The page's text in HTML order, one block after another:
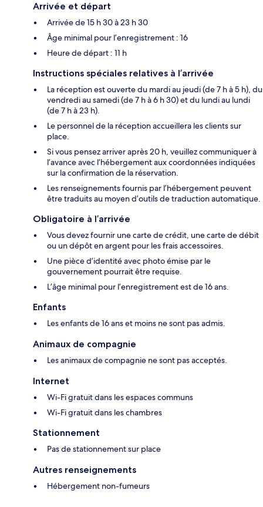
Arrivée et départ
Arrivée de 15 h 30 à 23 h 30
Âge minimal pour l’enregistrement : 16
Heure de départ : 11 h
Instructions spéciales relatives à l’arrivée
La réception est ouverte du mardi au jeudi (de 7 h à 5 h), du
vendredi au samedi (de 7 h à 6 h 30) et du lundi au lundi
(de 7 h à 23 h).
Le personnel de la réception accueillera les clients sur
place.
Si vous pensez arriver après 20 h, veuillez communiquer à
l’avance avec l’hébergement aux coordonnées indiquées
sur la confirmation de la réservation.
Les renseignements fournis par l’hébergement peuvent
être traduits au moyen d’outils de traduction automatique.
Obligatoire à l’arrivée
Vous devez fournir une carte de crédit, une carte de débit
ou un dépôt en argent pour les frais accessoires.
Une pièce d’identité avec photo émise par le
gouvernement pourrait être requise.
L’âge minimal pour l’enregistrement est de 16 ans.
Enfants
Les enfants de 16 ans et moins ne sont pas admis.
Animaux de compagnie
Les animaux de compagnie ne sont pas acceptés.
Internet
Wi-Fi gratuit dans les espaces communs
Wi-Fi gratuit dans les chambres
Stationnement
Pas de stationnement sur place
Autres renseignements
Hébergement non-fumeurs